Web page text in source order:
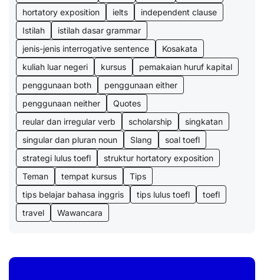
hortatory exposition
ielts
independent clause
Istilah
istilah dasar grammar
jenis-jenis interrogative sentence
Kosakata
kuliah luar negeri
kursus
pemakaian huruf kapital
penggunaan both
penggunaan either
penggunaan neither
Quotes
reular dan irregular verb
scholarship
singkatan
singular dan pluran noun
Slang
soal toefl
strategi lulus toefl
struktur hortatory exposition
Teman
tempat kursus
Tips
tips belajar bahasa inggris
tips lulus toefl
toefl
travel
Wawancara